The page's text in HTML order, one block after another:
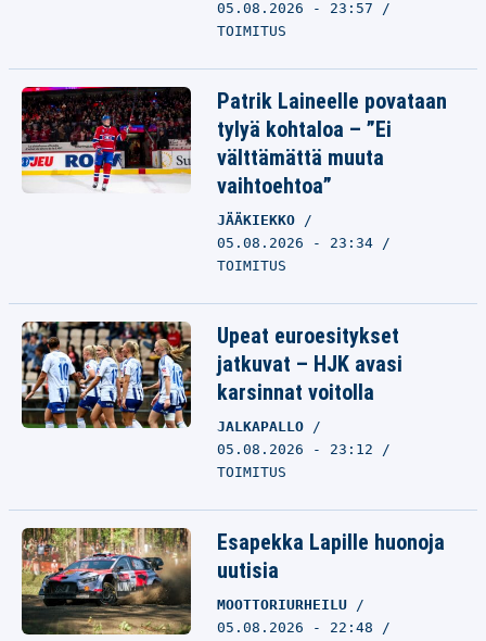
05.08.2026 - 23:57
TOIMITUS
Patrik Laineelle povataan
tylyä kohtaloa – ”Ei
välttämättä muuta
vaihtoehtoa”
JÄÄKIEKKO
05.08.2026 - 23:34
TOIMITUS
Upeat euroesitykset
jatkuvat – HJK avasi
karsinnat voitolla
JALKAPALLO
05.08.2026 - 23:12
TOIMITUS
Esapekka Lapille huonoja
uutisia
MOOTTORIURHEILU
05.08.2026 - 22:48